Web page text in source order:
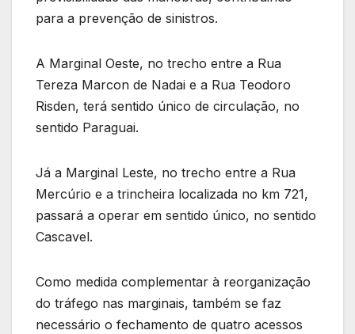
para a prevenção de sinistros.
A Marginal Oeste, no trecho entre a Rua
Tereza Marcon de Nadai e a Rua Teodoro
Risden, terá sentido único de circulação, no
sentido Paraguai.
Já a Marginal Leste, no trecho entre a Rua
Mercúrio e a trincheira localizada no km 721,
passará a operar em sentido único, no sentido
Cascavel.
Como medida complementar à reorganização
do tráfego nas marginais, também se faz
necessário o fechamento de quatro acessos